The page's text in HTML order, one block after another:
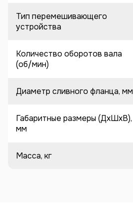
Тип перемешивающего
устройства
Количество оборотов вала
(об/мин)
Диаметр сливного фланца, мм
Габаритные размеры (ДхШхВ),
мм
Масса, кг